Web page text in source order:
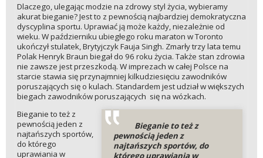
Dlaczego, ulegając modzie na zdrowy styl życia, wybieramy
akurat bieganie? Jest to z pewnością najbardziej demokratyczna
dyscyplina sportu. Uprawiać ją może każdy, niezależnie od
wieku. W październiku ubiegłego roku maraton w Toronto
ukończył stulatek, Brytyjczyk Fauja Singh. Zmarły trzy lata temu
Polak Henryk Braun biegał do 96 roku życia. Także stan zdrowia
nie zawsze jest przeszkodą. W imprezach w całej Polsce na
starcie stawia się przynajmniej kilkudziesięciu zawodników
poruszających się o kulach. Standardem jest udział w większych
biegach zawodników poruszających się na wózkach.
Bieganie to też z
pewnością jeden z
najtańszych sportów, do
którego uprawiania w
Bieganie to też z
pewnością jeden z
najtańszych sportów,
do którego
uprawiania w